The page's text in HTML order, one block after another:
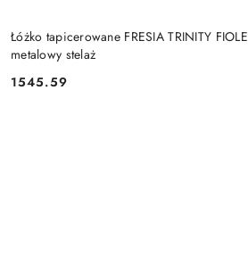
Łóżko tapicerowane FRESIA TRINITY
metalowy stelaż
Cena:
1545.59